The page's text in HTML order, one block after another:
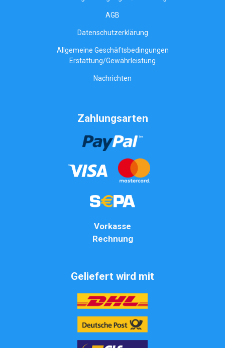
AGB
Datenschutzerklärung
Allgemeine Geschäftsbedingungen
Erstattung/Gewährleistung
Nachrichten
Zahlungsarten
Vorkasse
Rechnung
Geliefert wird mit